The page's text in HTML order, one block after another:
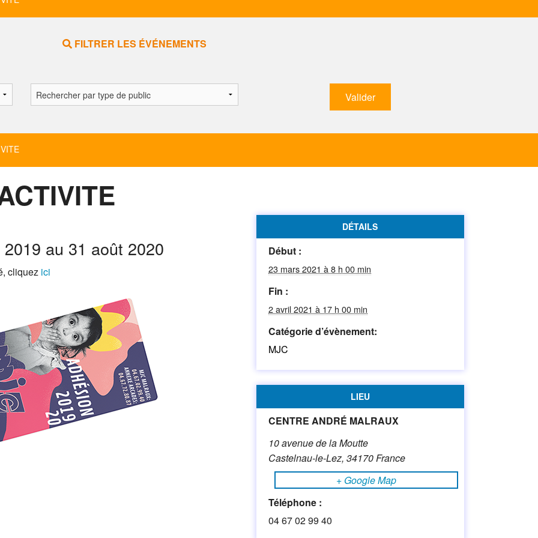
FILTRER LES ÉVÉNEMENTS
au 31 août 2020
cliquez ici
DÉTAILS
Début :
23 mars 2021 à 8 h 00 min
Fin :
2 avril 2021 à 17 h 00 min
Catégorie d’évènement:
MJC
LIEU
CENTRE ANDRÉ MALRAUX
10 avenue de la Moutte
Castelnau-le-Lez, 34170France
+ Google Map
Téléphone :
04 67 02 99 40